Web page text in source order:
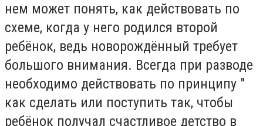
нем может понять, как действовать по
схеме, когда у него родился второй
ребёнок, ведь новорождённый требует
большого внимания. Всегда при разводе
необходимо действовать по принципу "
как сделать или поступить так, чтобы
ребёнок получал счастливое детство в